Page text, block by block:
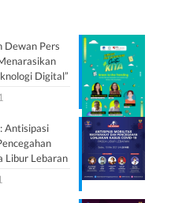
Dewan Pers
Digital”
Antisipasi
Libur Lebaran